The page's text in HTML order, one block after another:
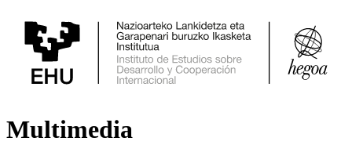
Multimedia